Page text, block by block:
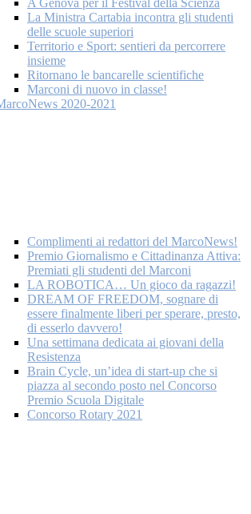
A Genova per il Festival della Scienza
La Ministra Cartabia incontra gli studenti
delle scuole superiori
Territorio e Sport: sentieri da percorrere
insieme
Ritornano le bancarelle scientifiche
Marconi di nuovo in classe!
2020-2021
Complimenti ai redattori del MarcoNews!
Premio Giornalismo e Cittadinanza Attiva:
Premiati gli studenti del Marconi
LA ROBOTICA… Un gioco da ragazzi!
DREAM OF FREEDOM, sognare di
essere finalmente liberi per sperare, presto,
di esserlo davvero!
Una settimana dedicata ai giovani della
Resistenza
Brain Cycle, un’idea di start-up che si
piazza al secondo posto nel Concorso
Premio Scuola Digitale
Concorso Rotary 2021